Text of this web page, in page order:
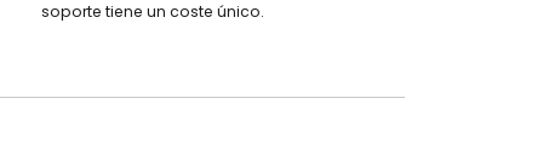
soporte tiene un coste único.